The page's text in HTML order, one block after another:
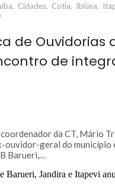
, Cidades, Cotia, Ibiúna,
de Ouvidorias
de
da CT, Mário
geral do município
Barueri,…